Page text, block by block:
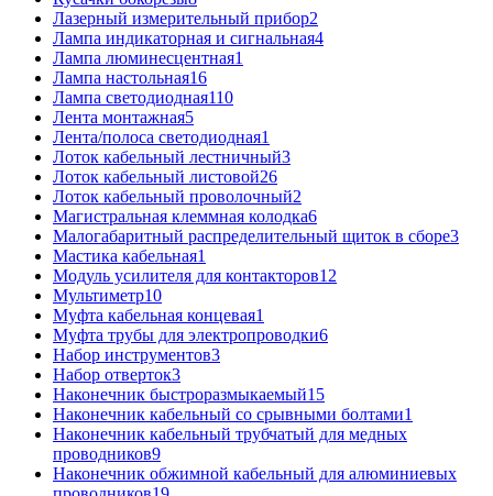
Лазерный измерительный прибор2
Лампа индикаторная и сигнальная4
Лампа люминесцентная1
Лампа настольная16
Лампа светодиодная110
Лента монтажная5
Лента/полоса светодиодная1
Лоток кабельный лестничный3
Лоток кабельный листовой26
Лоток кабельный проволочный2
Магистральная клеммная колодка6
Малогабаритный распределительный щиток в сборе3
Мастика кабельная1
Модуль усилителя для контакторов12
Мультиметр10
Муфта кабельная концевая1
Муфта трубы для электропроводки6
Набор инструментов3
Набор отверток3
Наконечник быстроразмыкаемый15
Наконечник кабельный со срывными болтами1
Наконечник кабельный трубчатый для медных
проводников9
Наконечник обжимной кабельный для алюминиевых